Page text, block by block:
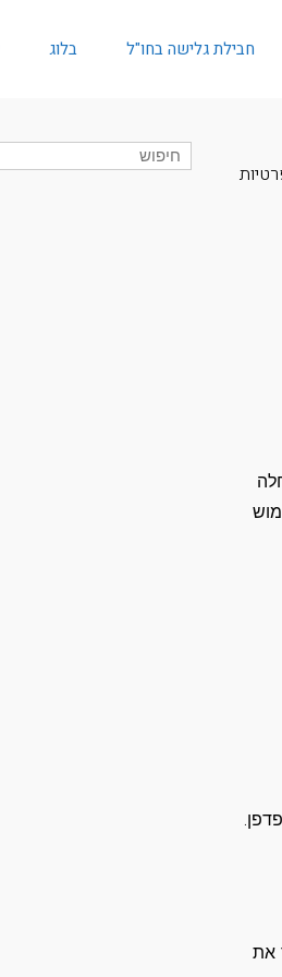
חבילת גלישה בחו"ל בלוג
את